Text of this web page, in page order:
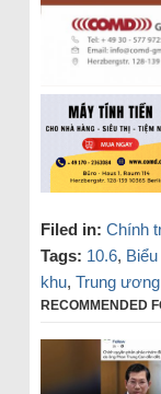
Filed in: Chính
Tags: 10.6,
khu, Trung ương
RECOMMENDED